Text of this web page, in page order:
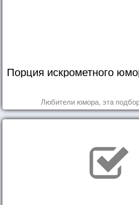
Порция искрометного
Любители юмора, эта